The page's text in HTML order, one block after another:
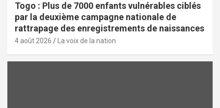
Togo : Plus de 7000 enfants vulnérables ciblés
par la deuxième campagne nationale de
rattrapage des enregistrements de naissances
4 août 2026 La voix de la nation